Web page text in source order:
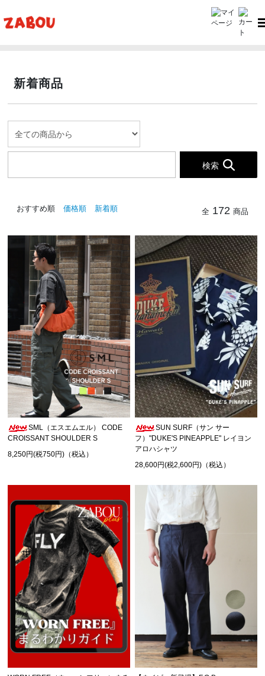
新着商品
検索
おすすめ順 価格順 新着順 全 172 商品
SML（エスエムエル） CODE
CROISSANT SHOULDER S
8,250円(税750円)（税込）
SUN SURF（サン サー
フ）"DUKE'S PINEAPPLE" レイヨン
アロハシャツ
28,600円(税2,600円)（税込）